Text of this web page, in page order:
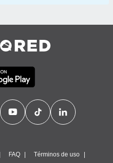
FAQ Términos de uso